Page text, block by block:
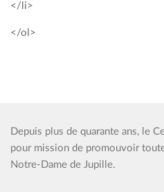
</li>
</ol>
Depuis plus de quarante ans, le
pour mission de promouvoir
Notre-Dame de Jupille.